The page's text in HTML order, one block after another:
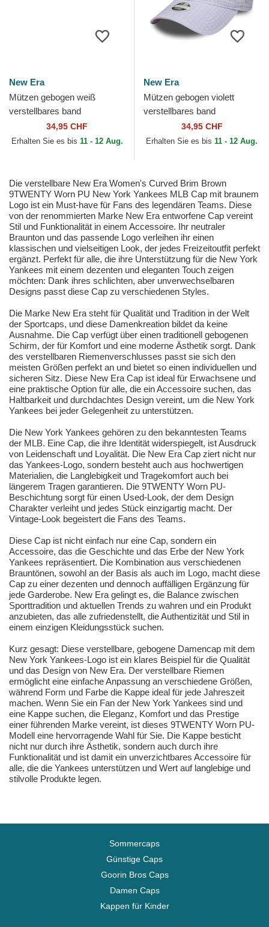
New Era
Mützen gebogen weiß
verstellbares band
9TWENTY Broderie der New
York Yankees MLB von New
34,95 CHF
Erhalten Sie es bis 11 - 12 Aug.
New Era
Mützen gebogen violett
verstellbares band
9TWENTY Seersucker der
New York Yankees MLB von
34,95 CHF
Erhalten Sie es bis 11 - 12 Aug.
Die verstellbare New Era Women's Curved Brim Brown
9TWENTY Worn PU New York Yankees MLB Cap mit braunem
Logo ist ein Must-have für Fans des legendären Teams. Diese
von der renommierten Marke New Era entworfene Cap vereint
Stil und Funktionalität in einem Accessoire. Ihr neutraler
Braunton und das passende Logo verleihen ihr einen
klassischen und vielseitigen Look, der jedes Freizeitoutfit perfekt
ergänzt. Perfekt für alle, die ihre Unterstützung für die New York
Yankees mit einem dezenten und eleganten Touch zeigen
möchten: Dank ihres schlichten, aber unverwechselbaren
Designs passt diese Cap zu verschiedenen Styles.
Die Marke New Era steht für Qualität und Tradition in der Welt
der Sportcaps, und diese Damenkreation bildet da keine
Ausnahme. Die Cap verfügt über einen traditionell gebogenen
Schirm, der für Komfort und eine moderne Ästhetik sorgt. Dank
des verstellbaren Riemenverschlusses passt sie sich den
meisten Größen perfekt an und bietet so einen individuellen und
sicheren Sitz. Diese New Era Cap ist ideal für Erwachsene und
eine praktische Option für alle, die ein Accessoire suchen, das
Haltbarkeit und durchdachtes Design vereint, um die New York
Yankees bei jeder Gelegenheit zu unterstützen.
Die New York Yankees gehören zu den bekanntesten Teams
der MLB. Eine Cap, die ihre Identität widerspiegelt, ist Ausdruck
von Leidenschaft und Loyalität. Die New Era Cap ziert nicht nur
das Yankees-Logo, sondern besteht auch aus hochwertigen
Materialien, die Langlebigkeit und Tragekomfort auch bei
längerem Tragen garantieren. Die 9TWENTY Worn PU-
Beschichtung sorgt für einen Used-Look, der dem Design
Charakter verleiht und jedes Stück einzigartig macht. Der
Vintage-Look begeistert die Fans des Teams.
Diese Cap ist nicht einfach nur eine Cap, sondern ein
Accessoire, das die Geschichte und das Erbe der New York
Yankees repräsentiert. Die Kombination aus verschiedenen
Brauntönen, sowohl an der Basis als auch im Logo, macht diese
Cap zu einer dezenten und dennoch auffälligen Ergänzung für
jede Garderobe. New Era gelingt es, die Balance zwischen
Sporttradition und aktuellen Trends zu wahren und ein Produkt
anzubieten, das alle zufriedenstellt, die Authentizität und Stil in
einem einzigen Kleidungsstück suchen.
Kurz gesagt: Diese verstellbare, gebogene Damencap mit dem
New York Yankees-Logo ist ein klares Beispiel für die Qualität
und das Design von New Era. Der verstellbare Riemen
ermöglicht eine einfache Anpassung an verschiedene Größen,
während Form und Farbe die Kappe ideal für jede Jahreszeit
machen. Wenn Sie ein Fan der New York Yankees sind und
eine Kappe suchen, die Eleganz, Komfort und das Prestige
einer führenden Marke vereint, ist dieses 9TWENTY Worn PU-
Modell eine hervorragende Wahl für Sie. Die Kappe besticht
nicht nur durch ihre Ästhetik, sondern auch durch ihre
Funktionalität und ist damit ein unverzichtbares Accessoire für
alle, die die Yankees unterstützen und Wert auf langlebige und
stilvolle Produkte legen.
Sommercaps
Günstige Caps
Goorin Bros Caps
Damen Caps
Kappen für Kinder